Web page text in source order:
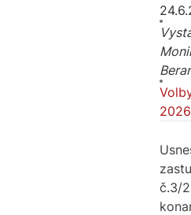
2026
č.3/